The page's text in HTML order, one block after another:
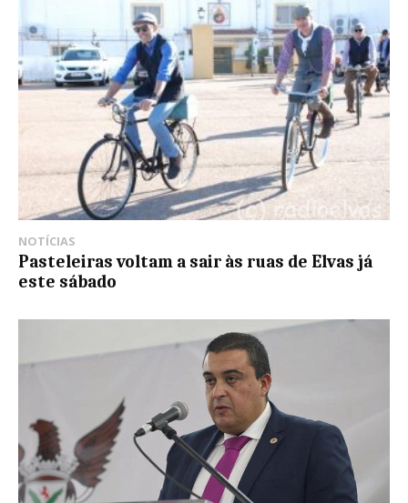
NOTÍCIAS
Pasteleiras voltam a sair às ruas de Elvas já
este sábado